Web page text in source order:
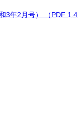
年2月号） （PDF